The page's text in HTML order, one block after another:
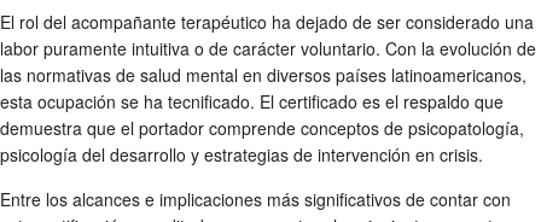
El rol del acompañante terapéutico ha dejado de ser considerado una
labor puramente intuitiva o de carácter voluntario. Con la evolución de
las normativas de salud mental en diversos países latinoamericanos,
esta ocupación se ha tecnificado. El certificado es el respaldo que
demuestra que el portador comprende conceptos de psicopatología,
psicología del desarrollo y estrategias de intervención en crisis.
Entre los alcances e implicaciones más significativos de contar con